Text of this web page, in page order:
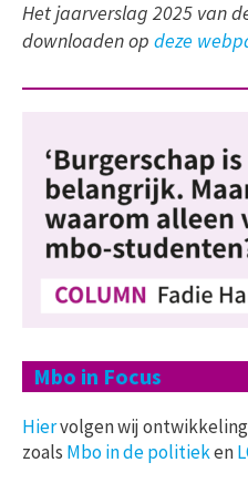
Het jaarverslag 2025 van
downloaden op deze
Mbo in Focus
Hiervolgen wij
zoals Mbo in de politieken